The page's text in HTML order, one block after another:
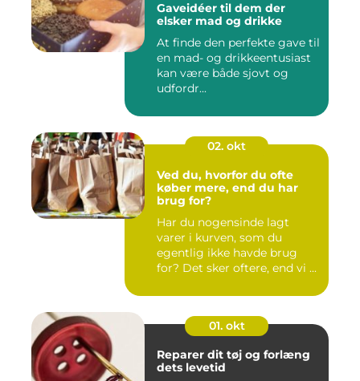
Gaveidéer til dem der
elsker mad og drikke
At finde den perfekte gave til
en mad- og drikkeentusiast
kan være både sjovt og
udfordr...
02. okt
Ved du, hvorfor du ofte
køber mere, end du har
brug for?
Har du nogensinde lagt
varer i kurven, som du
egentlig ikke havde brug
for? Det sker oftere, end vi ...
01. okt
Reparer dit tøj og forlæng
dets levetid